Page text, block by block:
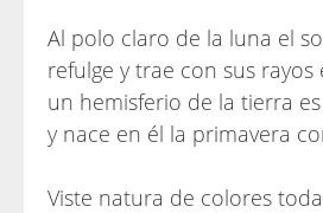
Al polo claro de la luna el
refulge y trae con sus rayos
un hemisferio de la tierra
y nace en él la primavera
Viste natura de colores